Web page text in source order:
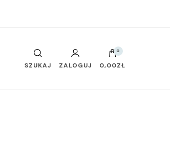
SZUKAJ ZALOGUJ
0
0,00ZŁ